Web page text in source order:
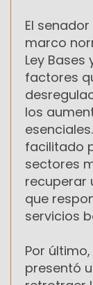
El
marco
Ley
factores
los
facilitado
sectores
recuperar
que
servicios
Por
presentó